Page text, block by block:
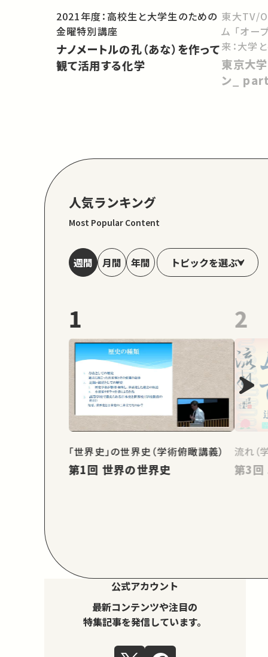
2021年度：高校生と大学生のための
金曜特別講座
ナノメートルの孔（あな）を作って
観て活用する化学
東大TV/
ム 「オー
来：大学
向けて」
東京大
ン_
人気ランキング
Most Popular Content
週間 月間 年間 トピックを選ぶ
1
「世界史」の世界史（学術俯瞰講義）
第1回 世界の世界史
2
流れ（
公式アカウント
最新コンテンツや注目の
特集記事を発信しています。